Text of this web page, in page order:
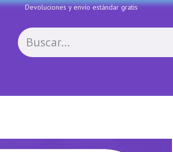
Devoluciones y envío estándar gratis